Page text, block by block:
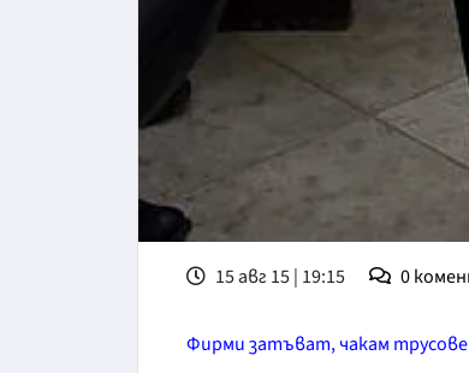
15 авг 15 | 19:15 0
Фирми затъват, чакам